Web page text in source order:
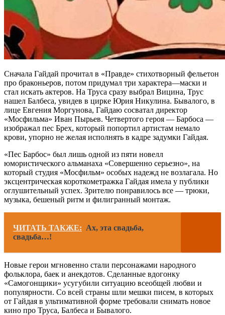
Сначала Гайдай прочитал в «Правде» стихотворный фельетон
про браконьеров, потом придумал три характера—маски и
стал искать актеров. На Труса сразу выбрал Вицина, Трус
нашел Балбеса, увидев в цирке Юрия Никулина. Бывалого, в
лице Евгения Моргунова, Гайдаю сосватал директор
«Мосфильма» Иван Пырьев. Четвертого героя — Барбоса —
изображал пес Брех, который попортил артистам немало
крови, упорно не желая исполнять в кадре задумки Гайдая.
«Пес Барбос» был лишь одной из пяти новелл
юмористического альманаха «Совершенно серьезно», на
который студия «Мосфильм» особых надежд не возлагала. Но
эксцентрическая короткометражка Гайдая имела у публики
оглушительный успех. Зрителю понравилось все — трюки,
музыка, бешеный ритм и филигранный монтаж.
ЧИТАТЬ ТАКЖЕ: Ах, эта свадьба,
свадьба…!
Новые герои мгновенно стали персонажами народного
фольклора, баек и анекдотов. Сделанные вдогонку
«Самогонщики» усугубили ситуацию всеобщей любви и
популярности. Со всей страны шли мешки писем, в которых
от Гайдая в ультимативной форме требовали снимать новое
кино про Труса, Балбеса и Бывалого.